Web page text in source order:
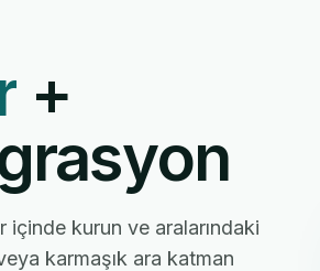
+
içinde kurun ve aralarındaki
karmaşık ara katman